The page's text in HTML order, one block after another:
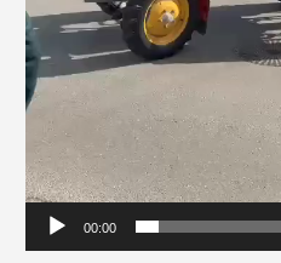
00:00